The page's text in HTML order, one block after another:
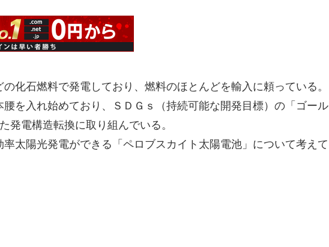
化石燃料で発電しており、燃料のほとんどを輸入に頼っている。
を入れ始めており、ＳＤＧｓ（持続可能な開発目標）の「ゴール
発電構造転換に取り組んでいる。
太陽光発電ができる「ペロブスカイト太陽電池」について考えて